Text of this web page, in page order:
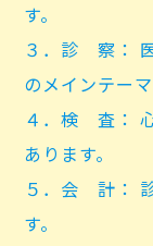
す。
３．診 察：
のメインテーマ
４．検 査：
あります。
５．会 計：
す。